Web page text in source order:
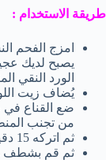
طريقة الاستخدام :
امزج الفحم
يصبح لديك
الورد النقي
يُضاف زيت
ضع القناع في
من تجنب
ثم اتركه 15 دقيقة حتي يجف تمام .
ثم قم بشطف